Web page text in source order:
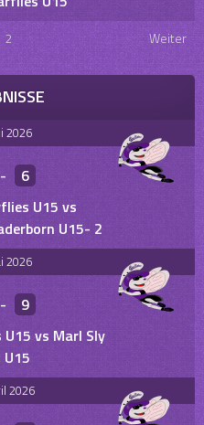
2 Weiter
2026
-
6
U15 vs
U15- 2
2026
-
9
vs Marl Sly
U15
2026